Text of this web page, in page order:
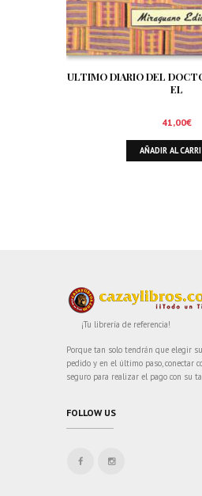
ULTIMO DIARIO DEL
EL
41,00€
AÑADIR AL
¡Tu librería de referencia!
Porque tan solo tendrán que elegir
pedido y en el último paso, conectar
seguro para realizar el pago con su
FOLLOW US